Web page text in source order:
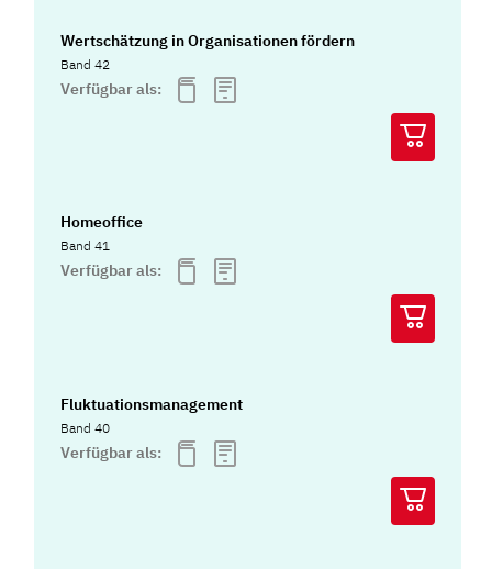
Wertschätzung in Organisationen fördern
Band 42
Verfügbar als:
Homeoffice
Band 41
Verfügbar als:
Fluktuationsmanagement
Band 40
Verfügbar als: